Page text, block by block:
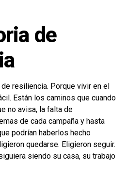
de
resiliencia. Porque vivir en el
Están los caminos que cuando
no avisa, la falta de
de cada campaña y hasta
podrían haberlos hecho
quedarse. Eligieron seguir.
siendo su casa, su trabajo